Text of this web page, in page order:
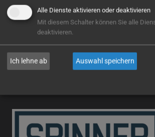
WEITERLESEN
Alle Dienste aktivieren oder deaktivieren
Mit diesem Schalter können Sie alle
deaktivieren.
Ich lehne ab Auswahl speichern